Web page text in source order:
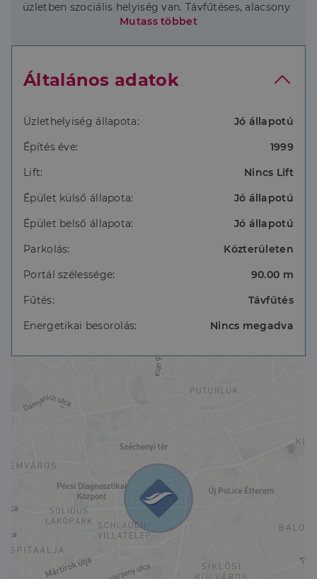
üzletben szociális helyiség van. Távfűtéses, alacsony
fenntartási költségű, nyitvatartási időn kívül is
Mutass többet
Általános adatok
Üzlethelyiség állapota:
Jó állapotú
Építés éve:
1999
Lift:
Nincs Lift
Épület külső állapota:
Jó állapotú
Épület belső állapota:
Jó állapotú
Parkolás:
Közterületen
Portál szélessége:
90.00 m
Fűtés:
Távfűtés
Energetikai besorolás:
Nincs megadva